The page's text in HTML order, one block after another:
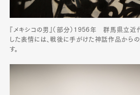
『メキシコの男』（部分）1956年 群馬県立
した表情には、戦後に手がけた神話作品から
す。